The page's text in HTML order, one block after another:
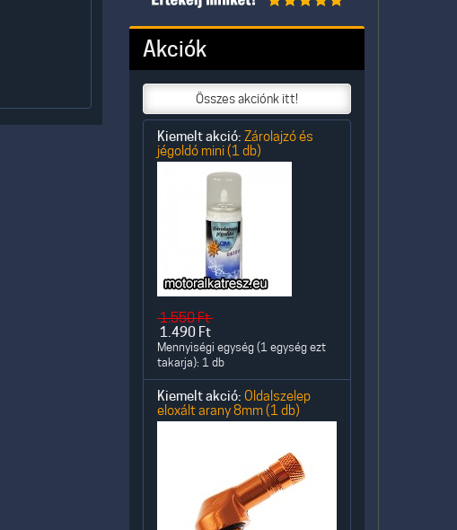
Akciók
Összes akciónk itt!
Kiemelt akció: Zárolajzó és
jégoldó mini (1 db)
1.550Ft
1.490 Ft
Mennyiségi egység (1 egység ezt
takarja): 1 db
Kiemelt akció: Oldalszelep
eloxált arany 8mm (1 db)